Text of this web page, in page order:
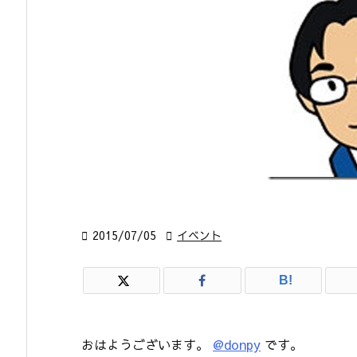
 2015/07/05  イベント
B!
おはようございます。 @donpy です。